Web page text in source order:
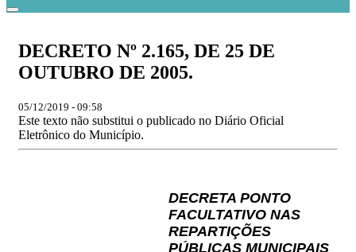
DECRETO Nº 2.165, DE 25 DE
OUTUBRO DE 2005.
05/12/2019 - 09:58
Este texto não substitui o publicado no Diário Oficial
Eletrônico do Município.
DECRETA PONTO
FACULTATIVO NAS
REPARTIÇÕES
PÚBLICAS MUNICIPAIS